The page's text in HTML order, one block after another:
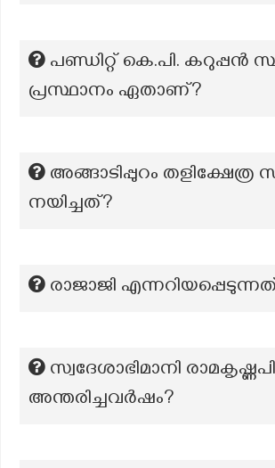
പണ്ഡിറ്റ് കെ.പി. കറുപ്പൻ
പ്രസ്ഥാനം ഏതാണ്?
അങ്ങാടിപ്പുറം തളിക്ഷേത്ര
നയിച്ചത്?
രാജാജി
സ്വദേശാഭിമാനി
അന്തരിച്ചവർഷം?